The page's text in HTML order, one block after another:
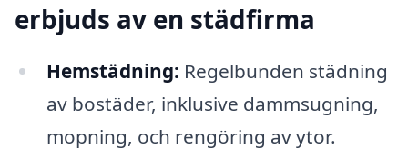
erbjuds av en städfirma
Hemstädning: Regelbunden städning
av bostäder, inklusive dammsugning,
mopning, och rengöring av ytor.